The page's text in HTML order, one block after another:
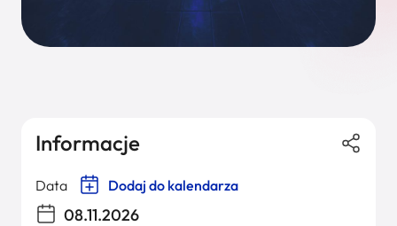
Informacje
Data Dodaj do kalendarza
08.11.2026